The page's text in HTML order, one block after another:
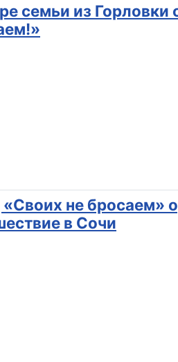
семьи из Горловки
не бросаем»
в Сочи